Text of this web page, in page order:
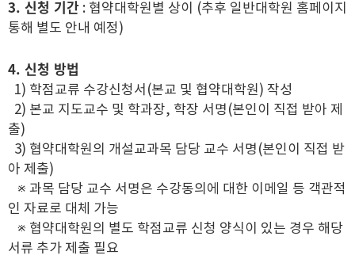
3. 신청 기간 : 협약대학원별 상이 (추후 일반대학원 홈페이지
통해 별도 안내 예정)
4. 신청 방법
1) 학점교류 수강신청서(본교 및 협약대학원) 작성
2) 본교 지도교수 및 학과장, 학장 서명(본인이 직접 받아 제
출)
3) 협약대학원의 개설교과목 담당 교수 서명(본인이 직접 받
아 제출)
※ 과목 담당 교수 서명은 수강동의에 대한 이메일 등 객관적
인 자료로 대체 가능
※ 협약대학원의 별도 학점교류 신청 양식이 있는 경우 해당
서류 추가 제출 필요